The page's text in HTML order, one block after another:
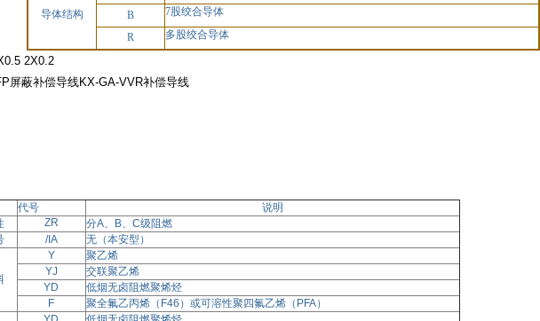
导体结构 B 7股绞合导体
R 多股绞合导体
2X0.2
屏蔽补偿导线KX-GA-VVR补偿导线
代号
说明
ZR 分A、B、C级阻燃
/IA 无（本安型）
Y
聚乙烯
YJ
交联聚乙烯
YD
低烟无卤阻燃聚烯烃
F
聚全氟乙丙烯（F46）或可溶性聚四氟乙烯（PFA）